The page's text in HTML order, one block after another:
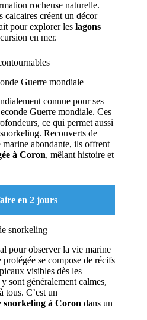
rocheuse naturelle.
calcaires créent un décor
pour explorer les lagons
en mer.
Guerre mondiale
connue pour ses
Guerre mondiale. Ces
ce qui permet aussi
Recouverts de
marine abondante, ils offrent
à Coron, mêlant histoire et
en 2 jours
snorkeling
pour observer la vie marine
se compose de récifs
visibles dès les
sont généralement calmes,
tous. C’est un
snorkeling à Coron dans un